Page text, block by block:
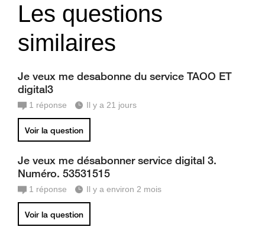
Les questions
similaires
Je veux me desabonne du service TAOO ET
digital3
1 réponse Il y a 21 jours
Voir la question
Je veux me désabonner service digital 3.
Numéro. 53531515
1 réponse Il y a environ 2 mois
Voir la question